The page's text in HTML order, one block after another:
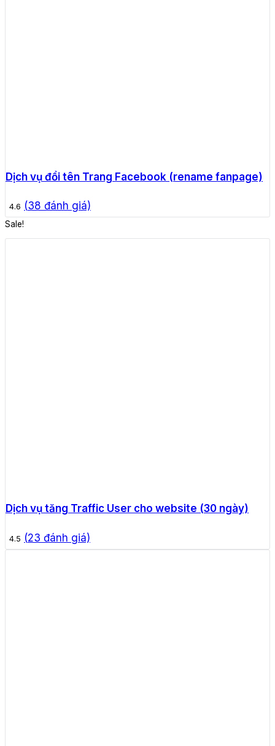
Dịch vụ đổi tên Trang Facebook (rename fanpage)
4.6 (38 đánh giá)
Sale!
Dịch vụ tăng Traffic User cho website (30 ngày)
4.5 (23 đánh giá)